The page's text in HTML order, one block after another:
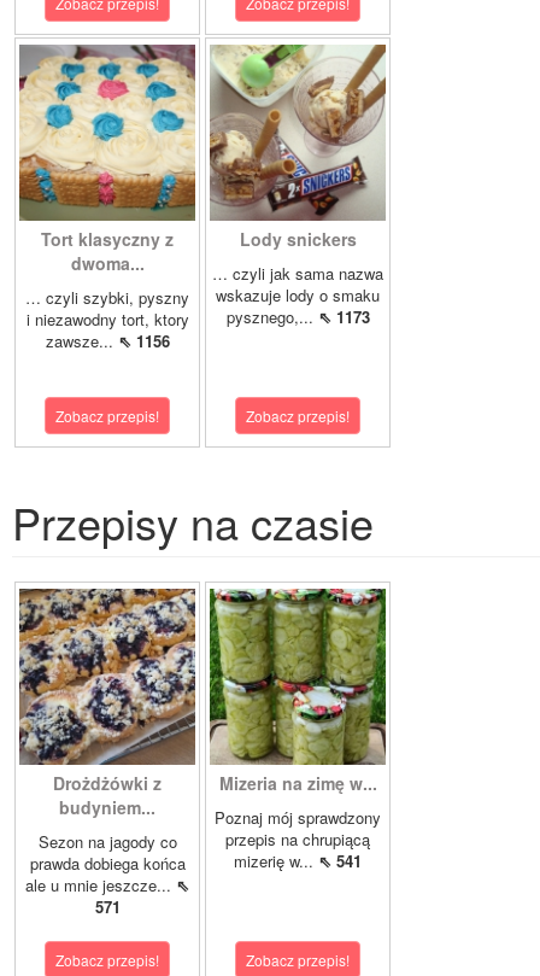
Tort klasyczny z
dwoma...
… czyli szybki, pyszny
i niezawodny tort, ktory
zawsze... ⇖ 1156
Zobacz przepis!
Lody snickers
… czyli jak sama nazwa
wskazuje lody o smaku
pysznego,... ⇖ 1173
Zobacz przepis!
Przepisy na czasie
Drożdżówki z
budyniem...
Sezon na jagody co
prawda dobiega końca
ale u mnie jeszcze... ⇖
571
Zobacz przepis!
Mizeria na zimę w...
Poznaj mój sprawdzony
przepis na chrupiącą
mizerię w... ⇖ 541
Zobacz przepis!